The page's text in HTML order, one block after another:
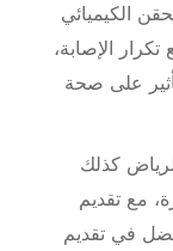
الكيميائي
تكرار الإصابة،
على صحة
كذلك
مع تقديم
في تقديم